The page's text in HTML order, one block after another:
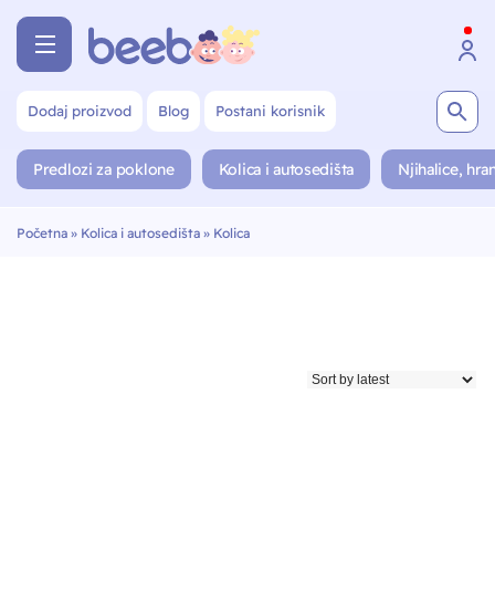
Dodaj proizvod Blog Postani korisnik
Predlozi za poklone Kolica i autosedišta Njihalice,
Početna » Kolica i autosedišta » Kolica